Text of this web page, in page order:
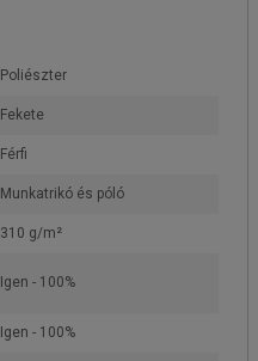
Poliészter
Fekete
Férfi
Munkatrikó és póló
310 g/m²
Igen - 100%
Igen - 100%